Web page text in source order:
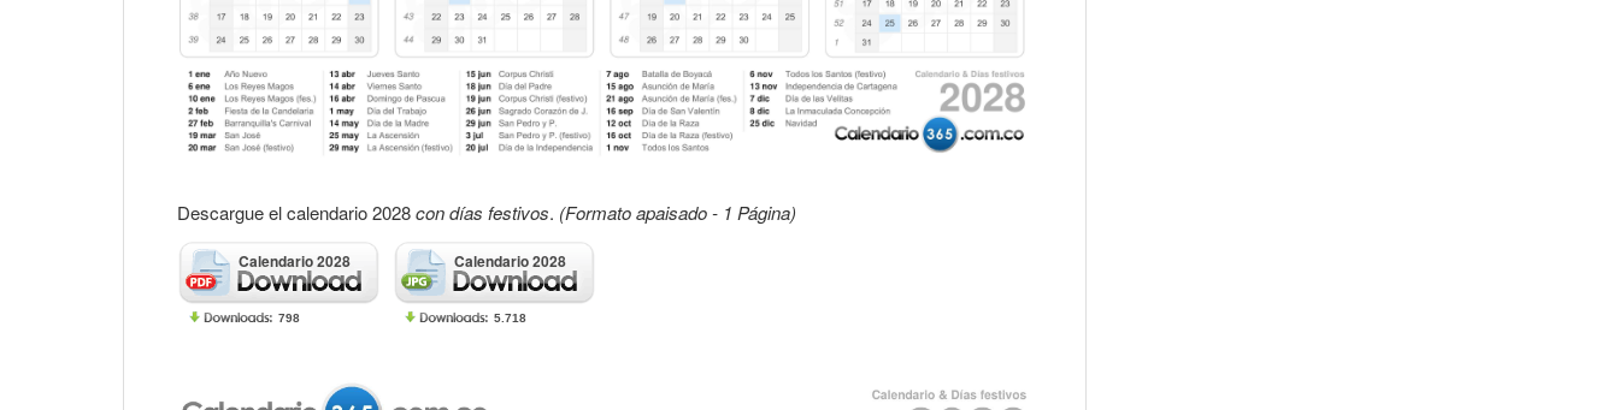
Descargue el calendario 2028con días festivos. (Formato apaisado - 1 Página)
Calendario 2028
798
Calendario 2028
5.718